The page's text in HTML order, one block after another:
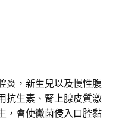
炎，新生兒以及慢性腹
抗生素、腎上腺皮質激
，會使黴菌侵入口腔黏